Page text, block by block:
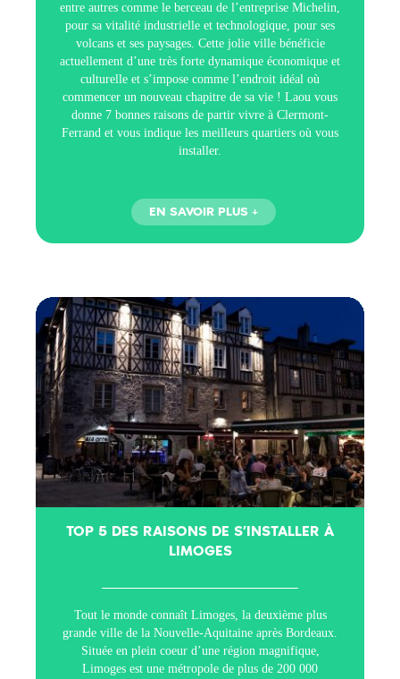
entre autres comme le berceau de l’entreprise Michelin,
pour sa vitalité industrielle et technologique, pour ses
volcans et ses paysages. Cette jolie ville bénéficie
actuellement d’une très forte dynamique économique et
culturelle et s’impose comme l’endroit idéal où
commencer un nouveau chapitre de sa vie ! Laou vous
donne 7 bonnes raisons de partir vivre à Clermont-
Ferrand et vous indique les meilleurs quartiers où vous
installer.
TOP 5 DES RAISONS DE S’INSTALLER À
LIMOGES
Tout le monde connaît Limoges, la deuxième plus
grande ville de la Nouvelle-Aquitaine après Bordeaux.
Située en plein coeur d’une région magnifique,
Limoges est une métropole de plus de 200 000